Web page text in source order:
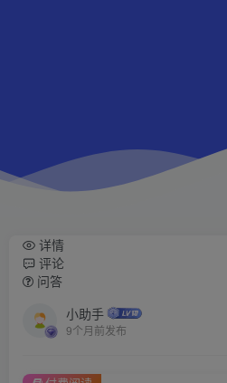
详情
评论
问答
小助手
9个月前发布